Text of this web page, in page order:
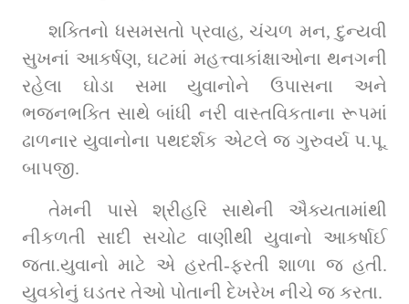
શક્તિનો ધસમસતો પ્રવાહ, ચંચળ મન, દુન્યવી
સુખનાં આકર્ષણ, ઘટમાં મહત્ત્વાકાંક્ષાઓના થનગની
રહેલા ઘોડા સમા યુવાનોને ઉપાસના અને
ભજનભક્તિ સાથે બાંધી નરી વાસ્તવિકતાના રૂપમાં
ઢાળનાર યુવાનોના પથદર્શક એટલે જ ગુરુવર્ય પ.પૂ.
બાપજી.
તેમની પાસે શ્રીહરિ સાથેની ઐક્યતામાંથી
નીકળતી સાદી સચોટ વાણીથી યુવાનો આકર્ષાઈ
જતા.યુવાનો માટે એ હરતી-ફરતી શાળા જ હતી.
યુવકોનું ઘડતર તેઓ પોતાની દેખરેખ નીચે જ કરતા.